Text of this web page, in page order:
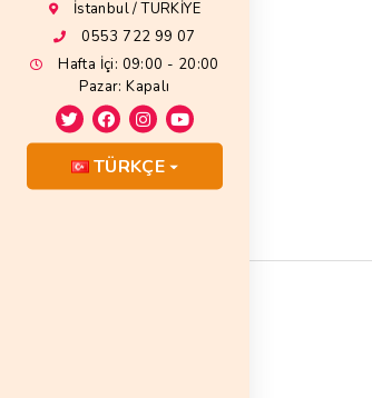
İstanbul / TÜRKİYE
0553 722 99 07
Hafta İçi: 09:00 - 20:00
Pazar: Kapalı
TÜRKÇE